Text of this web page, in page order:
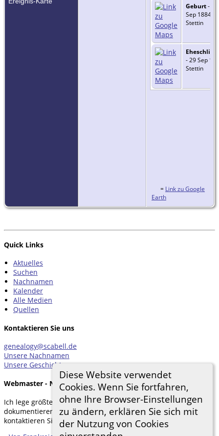
Diese Website verwendet
Cookies. Wenn Sie fortfahren,
ohne Ihre Browser-Einstellungen
zu ändern, erklären Sie sich mit
der Nutzung von Cookies
Geburt- 30
Sep 1884 -
Stettin
- 29 Sep
Stettin
= Link zu Google
Earth
Quick Links
Aktuelles
Suchen
Nachnamen
Kalender
Alle Medien
Quellen
Kontaktieren Sie uns
genealogy@scabell.de
Unsere Nachnamen
Unsere Geschichten
Webmaster - Nachricht
Ich lege größten Wert darauf, meine Forschung zu
dokumentieren. Wenn Sie etwas hinzufügen möchten,
kontaktieren Sie mich bitte.